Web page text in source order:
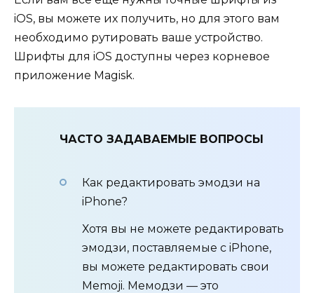
iOS, вы можете их получить, но для этого вам
необходимо рутировать ваше устройство.
Шрифты для iOS доступны через корневое
приложение Magisk.
ЧАСТО ЗАДАВАЕМЫЕ ВОПРОСЫ
Как редактировать эмодзи на
iPhone?
Хотя вы не можете редактировать
эмодзи, поставляемые с iPhone,
вы можете редактировать свои
Memoji. Мемодзи — это